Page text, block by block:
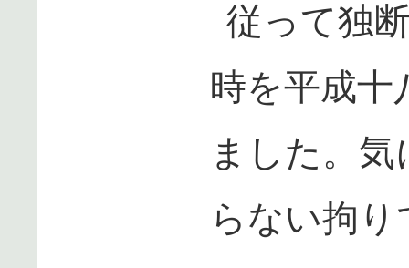
従って独
時を平成十
ました。
らない拘り